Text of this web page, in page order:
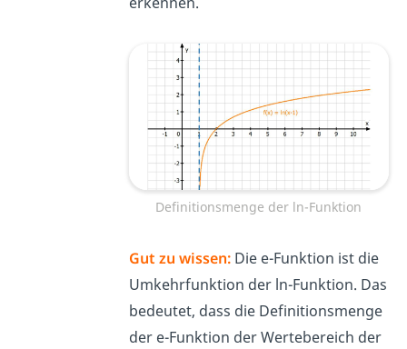
Definitionsmenge der ln-Funktion
Gut zu wissen:Die e-Funktion ist die
Umkehrfunktion der ln-Funktion. Das
bedeutet, dass die Definitionsmenge
der e-Funktion der Wertebereich der